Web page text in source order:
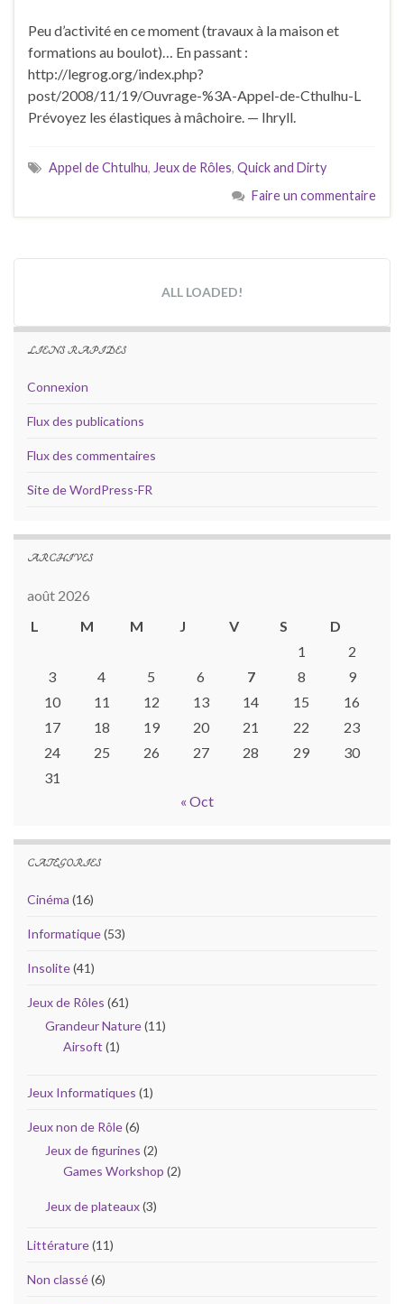
Peu d’activité en ce moment (travaux à la maison et
formations au boulot)… En passant :
http://legrog.org/index.php?
post/2008/11/19/Ouvrage-%3A-Appel-de-Cthulhu-L
Prévoyez les élastiques à mâchoire. — Ihryll.
Appel de Chtulhu, Jeux de Rôles, Quick and Dirty
Faire un commentaire
ALL LOADED!
LIENS RAPIDES
Connexion
Flux des publications
Flux des commentaires
Site de WordPress-FR
ARCHIVES
août 2026
L
M M J V S
D
1
2
3
4 5 6 7 8
9
10
11 12 13 14 15
16
17
18 19 20 21 22
23
24
25 26 27 28 29
30
31
« Oct
CATÉGORIES
Cinéma (16)
Informatique(53)
Insolite(41)
Jeux de Rôles (61)
Grandeur Nature(11)
Airsoft (1)
Jeux Informatiques (1)
Jeux non de Rôle(6)
Jeux de figurines (2)
Games Workshop (2)
Jeux de plateaux(3)
Littérature(11)
Non classé(6)